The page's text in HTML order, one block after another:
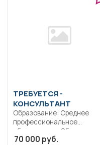
ТРЕБУЕТСЯ -
КОНСУЛЬТАНТ
Образование: Среднее
профессиональное
образование.. Обязательно
профильное образование
70 000 руб.